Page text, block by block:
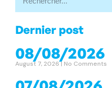
Dernier post
08/08/2026
August 7, 2026 No Comments